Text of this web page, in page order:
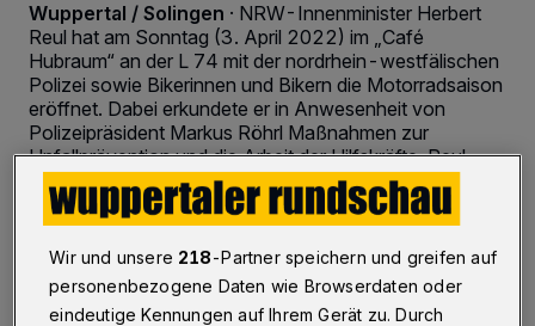
Wuppertal / Solingen · NRW-Innenminister Herbert
Reul hat am Sonntag (3. April 2022) im „Café
Hubraum“ an der L 74 mit der nordrhein-westfälischen
Polizei sowie Bikerinnen und Bikern die Motorradsaison
eröffnet. Dabei erkundete er in Anwesenheit von
Polizeipräsident Markus Röhrl Maßnahmen zur
Unfallprävention und die Arbeit der Hilfskräfte. Reul
mahnte zu rücksichtsvollem und vorsichtigem Fahren.
04.04.2022 , 00:00 Uhr 2 Minuten Lesezeit
Wir und unsere 218-Partner speichern und greifen auf
personenbezogene Daten wie Browserdaten oder
eindeutige Kennungen auf Ihrem Gerät zu. Durch